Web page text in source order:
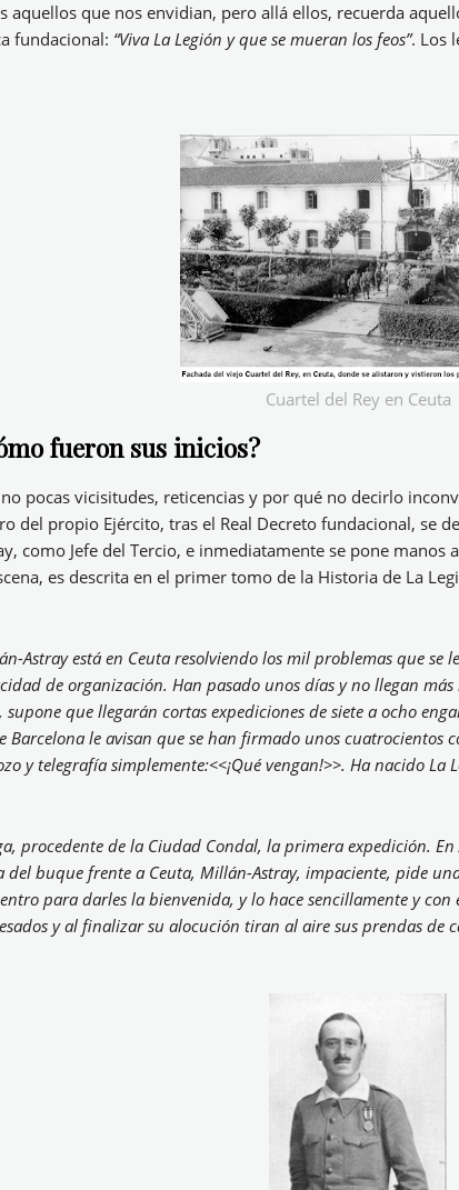
aquellos que nos envidian, pero allá ellos, recuerda
fundacional: “Viva La Legión y que se mueran los feos”. Los
Cuartel del Rey en Ceuta
fueron sus inicios?
pocas vicisitudes, reticencias y por qué no decirlo
del propio Ejército, tras el Real Decreto fundacional, se
como Jefe del Tercio, e inmediatamente se pone manos
es descrita en el primer tomo de la Historia de La
Astray está en Ceuta resolviendo los mil problemas que se
de organización. Han pasado unos días y no llegan
supone que llegarán cortas expediciones de siete a ocho
Barcelona le avisan que se han firmado unos cuatrocientos
y telegrafía simplemente:<<¡Qué vengan!>>. Ha nacido La
procedente de la Ciudad Condal, la primera expedición.
del buque frente a Ceuta, Millán-Astray, impaciente, pide
para darles la bienvenida, y lo hace sencillamente y con
y al finalizar su alocución tiran al aire sus prendas de